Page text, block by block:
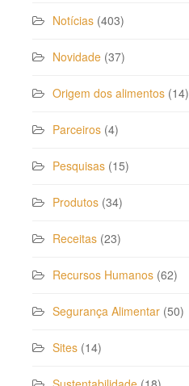
Notícias (403)
Novidade (37)
Origem dos alimentos (14)
Parceiros (4)
Pesquisas (15)
Produtos (34)
Receitas (23)
Recursos Humanos (62)
Segurança Alimentar (50)
Sites (14)